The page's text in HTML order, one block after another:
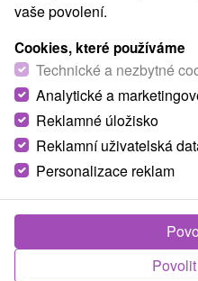
Veľké Vozokany(1) Nitra
vaše povolení.
Cookies, které používáme
Technické a nezbytné
Analytické a
Reklamné úložisko
Reklamní uživatelská
Personalizace reklam